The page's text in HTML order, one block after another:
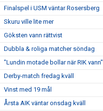
Finalspel i USM väntar Rosersberg
Skuru ville lite mer
Göksten vann rättvist
Dubbla & roliga matcher söndag
"Lundin motade bollar när RIK vann"
Derby-match fredag kväll
Vinst med 19 mål
Årsta AIK väntar onsdag kväll